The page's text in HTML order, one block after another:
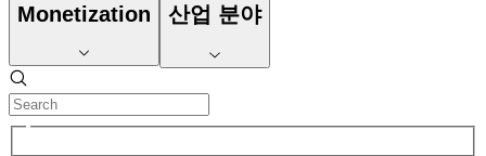
Monetization 산업 분야